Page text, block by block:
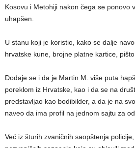
Kosovu i Metohiji nakon čega se ponovo
uhapšen.
U stanu koji je koristio, kako se dalje
hrvatske kune, brojne platne kartice,
Dodaje se i da je Martin M. više puta
poreklom iz Hrvatske, kao i da se na
predstavljao kao bodibilder, a da je na
naveo da ima profil na jednom sajtu za
Već iz šturih zvaničnih saopštenja